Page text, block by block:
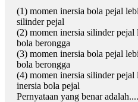
(1) momen inersia bola pejal
silinder pejal
(2) momen inersia silinder
bola berongga
(3) momen inersia bola pejal
bola berongga
(4) momen inersia silinder pejal
inersia bola pejal
Pernyataan yang benar adalah....